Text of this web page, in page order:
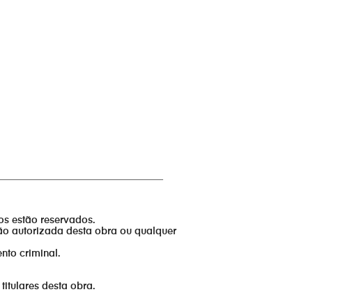
estão reservados.
autorizada desta obra ou qualquer
criminal.
desta obra.